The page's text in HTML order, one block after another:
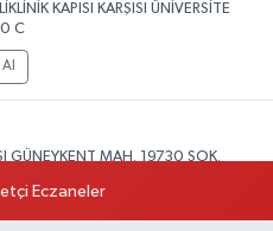
KAPISI KARŞISI ÜNİVERSİTE
C
GÜNEYKENT MAH. 19730 SOK.
Eczaneler